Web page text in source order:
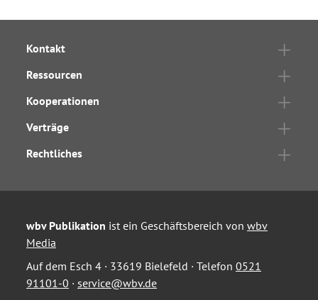
Kontakt
Ressourcen
Kooperationen
Verträge
Rechtliches
wbv Publikation ist ein Geschäftsbereich von wbv
Media
Auf dem Esch 4 · 33619 Bielefeld · Telefon 0521
91101-0 · service@wbv.de